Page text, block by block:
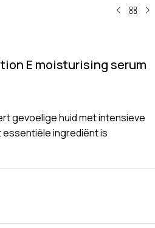
E moisturising serum
gevoelige huid met intensieve
ingrediënt is